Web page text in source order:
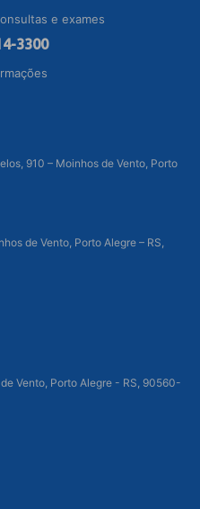
e exames
3300
910 – Moinhos de Vento, Porto
de Vento, Porto Alegre – RS,
Vento, Porto Alegre - RS, 90560-